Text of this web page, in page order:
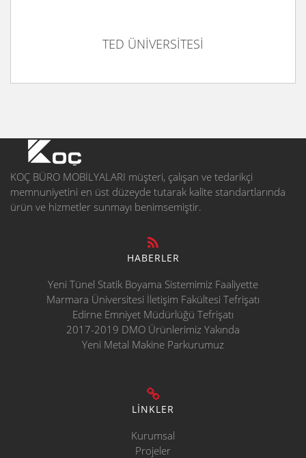
TED ÜNİVERSİTESİ
KOÇ BÜRO MOBİLYALARI müşteri, çalışan ve tedarikçi
memnuniyetini en üst düzeyde tutarak kalite standartlarında
ürün ve hizmetler sunmayı benimsemiştir.
HABERLER
Yeni Tünel Statik Boyama Sistemimiz Faaliyette
Marmara Üniversitesi İletişim Fakültesi Tefrişatı
Edirne Emniyet Müdürlüğü Tefrişatı
2017-2019 DMO Ürünlerimiz Yakında
Yeni Metal Makine Parkurumuz
LİNKLER
Kurumsal
Projeler